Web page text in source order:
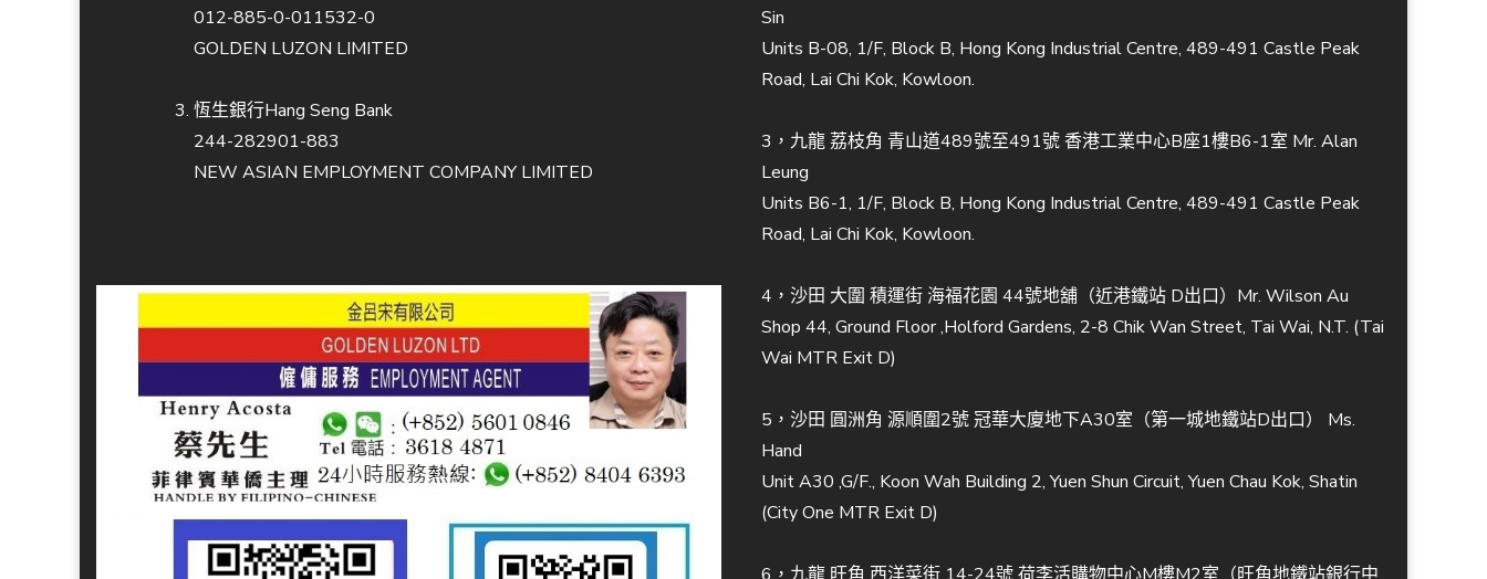
012-885-0-011532-0
GOLDEN LUZON LIMITED
恆生銀行Hang Seng Bank
244-282901-883
NEW ASIAN EMPLOYMENT COMPANY LIMITED
Sin
Units B-08, 1/F, Block B, Hong Kong Industrial Centre, 489-491 Castle Peak
Road, Lai Chi Kok, Kowloon.
3，九龍 荔枝角 青山道489號至491號 香港工業中心B座1樓B6-1室 Mr. Alan
Leung
Units B6-1, 1/F, Block B, Hong Kong Industrial Centre, 489-491 Castle Peak
Road, Lai Chi Kok, Kowloon.
4，沙田 大圍 積運街 海福花園 44號地舖（近港鐵站 D出口）Mr. Wilson Au
Shop 44, Ground Floor ,Holford Gardens, 2-8 Chik Wan Street, Tai Wai, N.T. (Tai
Wai MTR Exit D)
5，沙田 圓洲角 源順圍2號 冠華大廈地下A30室（第一城地鐵站D出口） Ms.
Hand
Unit A30 ,G/F., Koon Wah Building 2, Yuen Shun Circuit, Yuen Chau Kok, Shatin
(City One MTR Exit D)